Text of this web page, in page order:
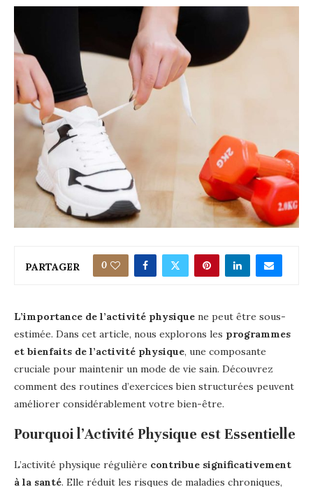
PARTAGER 0
L’importance de l’activité physique ne peut être sous-
estimée. Dans cet article, nous explorons les programmes
et bienfaits de l’activité physique, une composante
cruciale pour maintenir un mode de vie sain. Découvrez
comment des routines d’exercices bien structurées peuvent
améliorer considérablement votre bien-être.
Pourquoi l’Activité Physique est Essentielle
L’activité physique régulière contribue significativement
à la santé. Elle réduit les risques de maladies chroniques,